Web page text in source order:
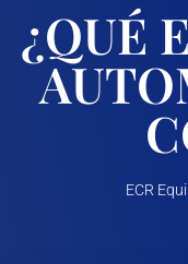
¿QUÉ
ECR